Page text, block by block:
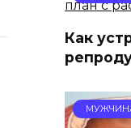
Как